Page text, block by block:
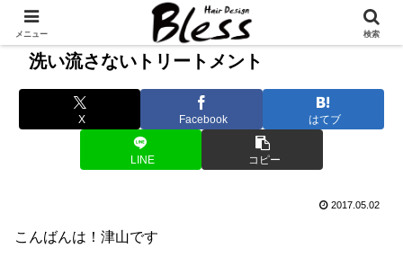
洗い流さないトリートメント
X Facebook はてブ
LINE コピー
2017.05.02
こんばんは！津山です
メニュー 検索